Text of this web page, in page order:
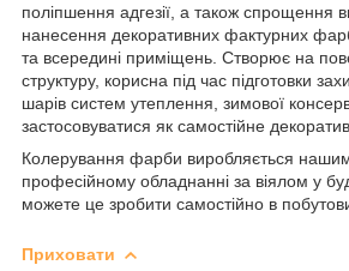
поліпшення адгезії, а також спрощення
нанесення декоративних фактурних
та всередині приміщень. Створює на
структуру, корисна під час підготовки
шарів систем утеплення, зимової
застосовуватися як самостійне
Колерування фарби виробляється
професійному обладнанні за віялом у
можете це зробити самостійно в
Приховати